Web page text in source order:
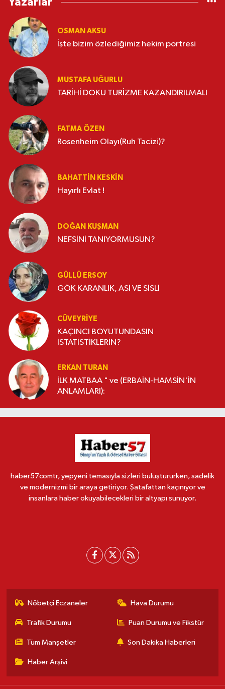
OSMAN AKSU
İşte bizim özlediğimiz hekim portresi
MUSTAFA UĞURLU
TARİHİ DOKU TURİZME KAZANDIRILMALI
FATMA ÖZEN
Rosenheim Olayı(Ruh Tacizi)?
BAHATTIN KESKİN
Hayırlı Evlat !
DOĞAN KUŞMAN
NEFSİNİ TANIYORMUSUN?
GÜLLÜ ERSOY
GÖK KARANLIK, ASİ VE SİSLİ
CÜVEYRIYE
KAÇINCI BOYUTUNDASIN
İSTATİSTİKLERİN?
ERKAN TURAN
İLK MATBAA " ve (ERBAİN-HAMSİN'İN
ANLAMLARI):
haber57comtr, yepyeni temasıyla sizleri buluştururken, sadelik
ve modernizmi bir araya getiriyor. Şatafattan kaçınıyor ve
insanlara haber okuyabilecekleri bir altyapı sunuyor.
Nöbetçi Eczaneler Hava Durumu
Trafik Durumu Puan Durumu ve Fikstür
Tüm Manşetler Son Dakika Haberleri
Haber Arşivi